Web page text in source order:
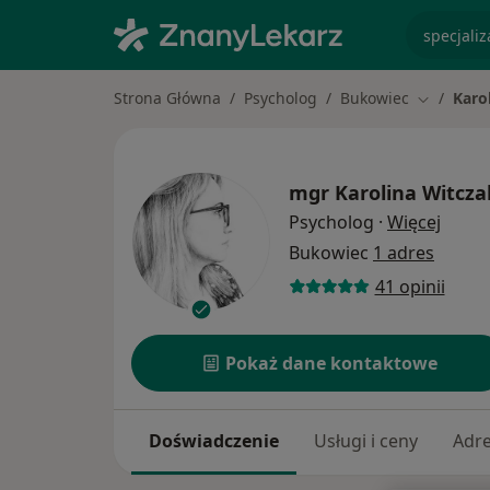
Strona Główna Psycholog Bukowiec Zmień
mgr Karolina
Psycholog · Więcej
Bukowiec 1 adres
41 opinii
Pokaż dane kontaktowe
Doświadczenie Usługi i ceny